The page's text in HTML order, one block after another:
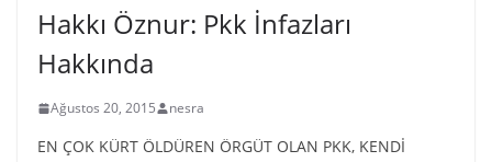
Hakkı Öznur: Pkk İnfazları
Hakkında
Ağustos 20, 2015 nesra
EN ÇOK KÜRT ÖLDÜREN ÖRGÜT OLAN PKK, KENDİ